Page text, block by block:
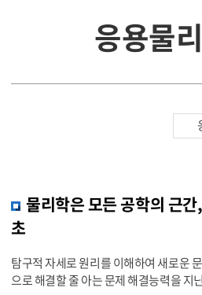
응용물
물리학은 모든 공학의 근
초
탐구적 자세로 원리를 이해하여 새로운
으로 해결할 줄 아는 문제 해결능력을 지